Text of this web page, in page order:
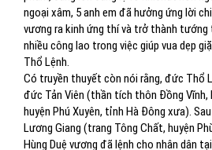
ngoại xâm, 5 anh em đã hưởng ứng lời
vương ra kinh ứng thí và trở thành tướng
nhiều công lao trong việc giúp vua dẹp
Thổ Lệnh.
Có truyền thuyết còn nói rằng, đức Thổ
đức Tản Viên (thần tích thôn Đồng Vĩnh,
huyện Phú Xuyên, tỉnh Hà Đông xưa).
Lương Giang (trang Tông Chất, huyện
Hùng Duệ vương đã lệnh cho nhân dân